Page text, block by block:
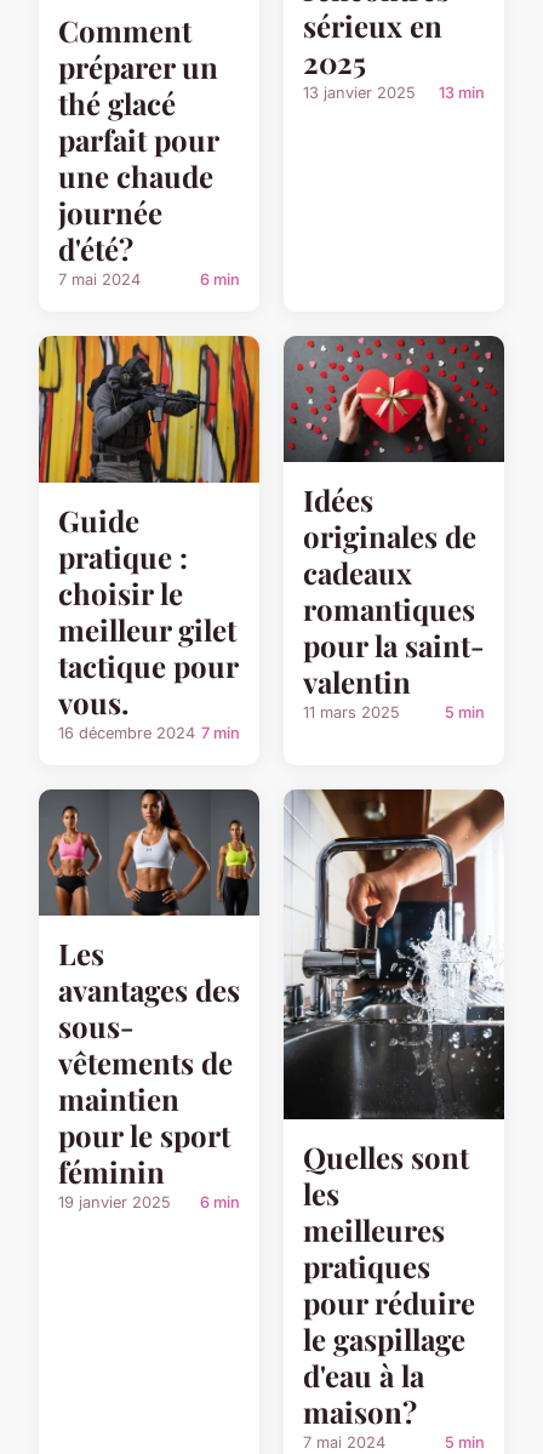
Comment
préparer un
thé glacé
parfait pour
une chaude
journée
d'été?
7 mai 2024 6 min
sérieux en
2025
13 janvier 2025 13 min
Guide
pratique :
choisir le
meilleur gilet
tactique pour
vous.
16 décembre 2024 7 min
Idées
originales de
cadeaux
romantiques
pour la saint-
valentin
11 mars 2025 5 min
Les
avantages des
sous-
vêtements de
maintien
pour le sport
féminin
19 janvier 2025 6 min
Quelles sont
les
meilleures
pratiques
pour réduire
le gaspillage
d'eau à la
maison?
7 mai 2024 5 min